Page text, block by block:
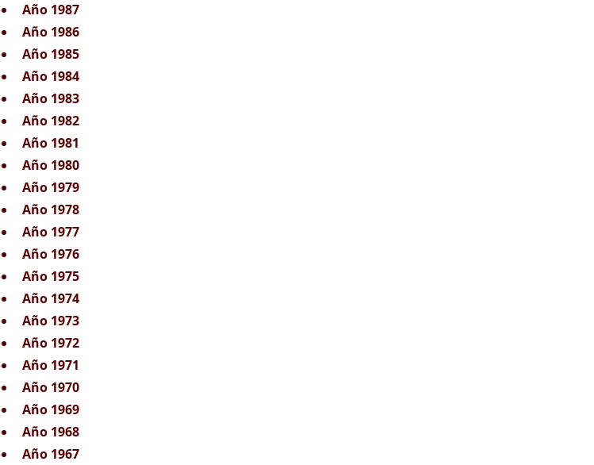
Año 1987
Año 1986
Año 1985
Año 1984
Año 1983
Año 1982
Año 1981
Año 1980
Año 1979
Año 1978
Año 1977
Año 1976
Año 1975
Año 1974
Año 1973
Año 1972
Año 1971
Año 1970
Año 1969
Año 1968
Año 1967